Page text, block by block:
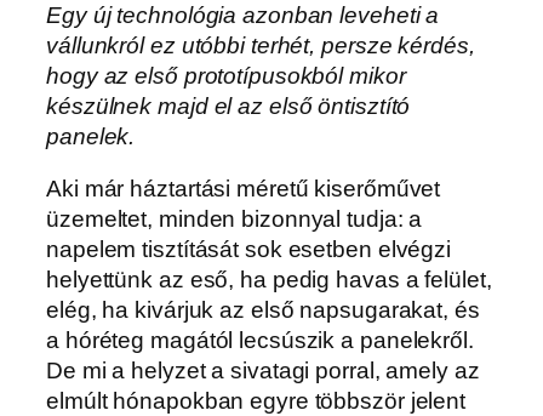
Egy új technológia azonban leveheti a
vállunkról ez utóbbi terhét, persze kérdés,
hogy az első prototípusokból mikor
készülnek majd el az első öntisztító
panelek.
Aki már háztartási méretű kiserőművet
üzemeltet, minden bizonnyal tudja: a
napelem tisztítását sok esetben elvégzi
helyettünk az eső, ha pedig havas a felület,
elég, ha kivárjuk az első napsugarakat, és
a hóréteg magától lecsúszik a panelekről.
De mi a helyzet a sivatagi porral, amely az
elmúlt hónapokban egyre többször jelent